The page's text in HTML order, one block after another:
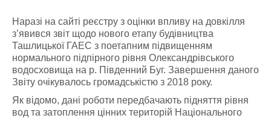
Наразі на сайті реєстру з оцінки впливу на довкілля
з’явився звіт щодо нового етапу будівництва
Ташлицької ГАЕС з поетапним підвищенням
нормального підпірного рівня Олександрівського
водосховища на р. Південний Буг. Завершення даного
Звіту очікувалось громадськістю з 2018 року.
Як відомо, дані роботи передбачають підняття рівня
вод та затоплення цінних територій Національного